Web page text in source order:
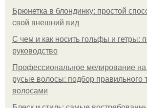
Брюнетка в блондинку: простой
свой внешний вид
С чем и как носить гольфы и гетры:
руководство
Профессиональное мелирование на
русые волосы: подбор правильного
волосами